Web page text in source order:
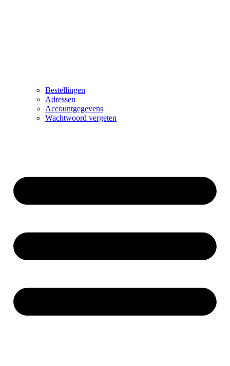
Bestellingen
Adressen
Accountgegevens
Wachtwoord vergeten